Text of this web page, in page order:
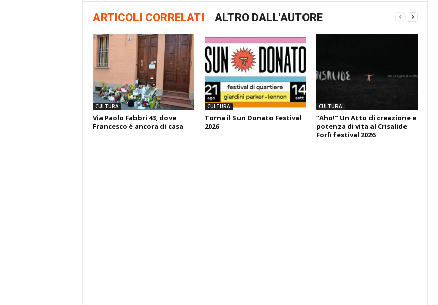
ARTICOLI CORRELATI ALTRO DALL'AUTORE
CULTURA
Via Paolo Fabbri 43, dove
Francesco è ancora di casa
CULTURA
Torna il Sun Donato Festival
2026
CULTURA
“Aho!” Un Atto di creazione e
potenza di vita al Crisalide
Forlì festival 2026